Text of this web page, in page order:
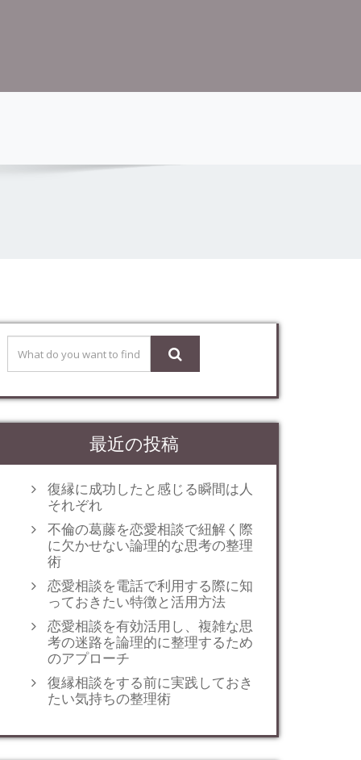
最近の投稿
復縁に成功したと感じる瞬間は人
それぞれ
不倫の葛藤を恋愛相談で紐解く際
に欠かせない論理的な思考の整理
術
恋愛相談を電話で利用する際に知
っておきたい特徴と活用方法
恋愛相談を有効活用し、複雑な思
考の迷路を論理的に整理するため
のアプローチ
復縁相談をする前に実践しておき
たい気持ちの整理術